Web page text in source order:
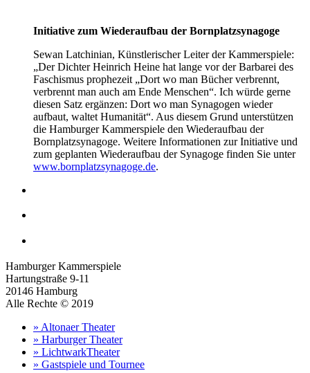
Initiative zum Wiederaufbau der Bornplatzsynagoge
Sewan Latchinian, Künstlerischer Leiter der Kammerspiele:
„Der Dichter Heinrich Heine hat lange vor der Barbarei des
Faschismus prophezeit „Dort wo man Bücher verbrennt,
verbrennt man auch am Ende Menschen“. Ich würde gerne
diesen Satz ergänzen: Dort wo man Synagogen wieder
aufbaut, waltet Humanität“. Aus diesem Grund unterstützen
die Hamburger Kammerspiele den Wiederaufbau der
Bornplatzsynagoge. Weitere Informationen zur Initiative und
zum geplanten Wiederaufbau der Synagoge finden Sie unter
www.bornplatzsynagoge.de.
Hamburger Kammerspiele
Hartungstraße 9-11
20146 Hamburg
Alle Rechte © 2019
» Altonaer Theater
» Harburger Theater
» LichtwarkTheater
» Gastspiele und Tournee